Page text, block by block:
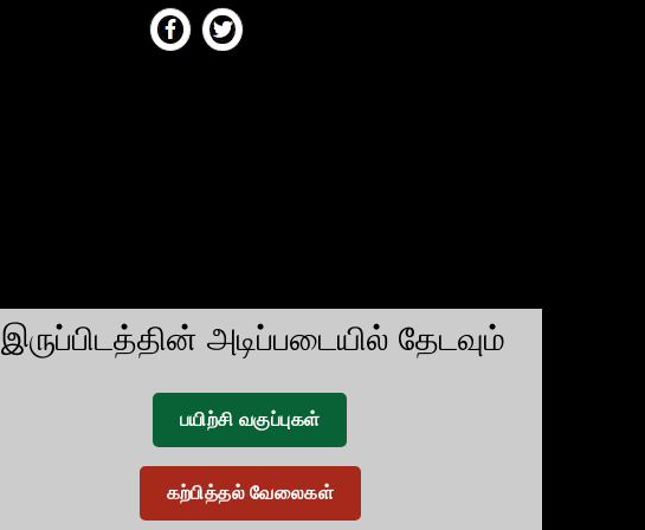
இருப்பிடத்தின் அடிப்படையில் தேடவும்
பயிற்சி வகுப்புகள்
கற்பித்தல் வேலைகள்